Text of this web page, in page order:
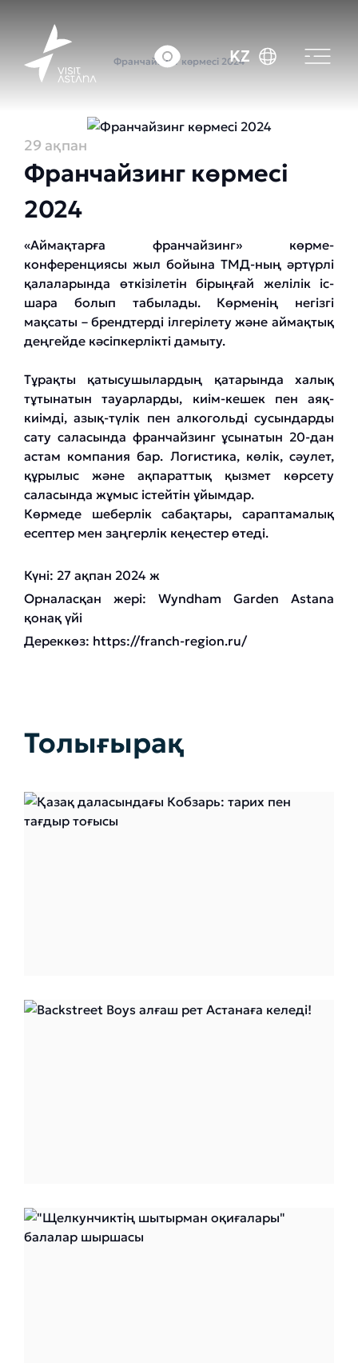
KZ
Оқиғалар күнтізбесі
Франчайзинг көрмесі 2024
29 ақпан
Франчайзинг көрмесі
2024
«Аймақтарға франчайзинг» көрме-
конференциясы жыл бойына ТМД-ның әртүрлі
қалаларында өткізілетін бірыңғай желілік іс-
шара болып табылады. Көрменің негізгі
мақсаты – брендтерді ілгерілету және аймақтық
деңгейде кәсіпкерлікті дамыту.
Тұрақты қатысушылардың қатарында халық
тұтынатын тауарларды, киім-кешек пен аяқ-
киімді, азық-түлік пен алкогольді сусындарды
сату саласында франчайзинг ұсынатын 20-дан
астам компания бар. Логистика, көлік, сәулет,
құрылыс және ақпараттық қызмет көрсету
саласында жұмыс істейтін ұйымдар.
Көрмеде шеберлік сабақтары, сараптамалық
есептер мен заңгерлік кеңестер өтеді.
Күні: 27 ақпан 2024 ж
Орналасқан жері: Wyndham Garden Astana
қонақ үйі
Дереккөз: https://franch-region.ru/
Толығырақ